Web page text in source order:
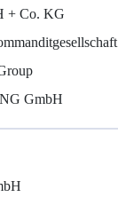
+ Co. KG
GmbH